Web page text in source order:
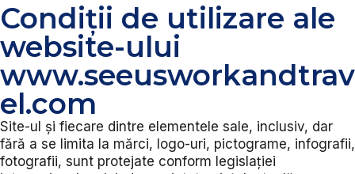
Condiții de utilizare ale
website-ului
www.seeusworkandtrav
el.com
Site-ul și fiecare dintre elementele sale, inclusiv, dar
fără a se limita la mărci, logo-uri, pictograme, infografii,
fotografii, sunt protejate conform legislației